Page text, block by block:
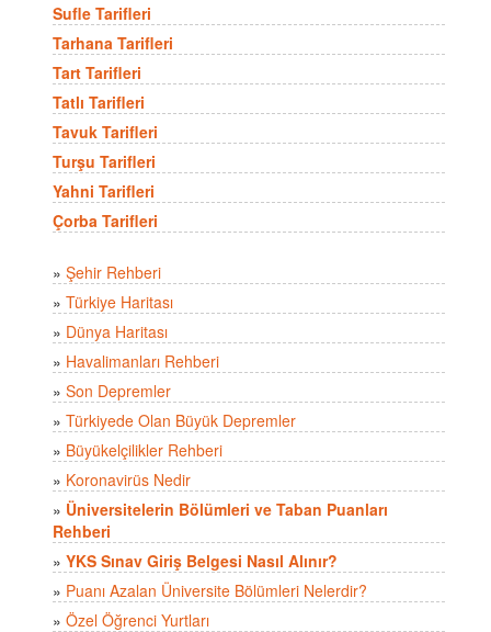
Sufle Tarifleri
Tarhana Tarifleri
Tart Tarifleri
Tatlı Tarifleri
Tavuk Tarifleri
Turşu Tarifleri
Yahni Tarifleri
Çorba Tarifleri
» Şehir Rehberi
» Türkiye Haritası
» Dünya Haritası
» Havalimanları Rehberi
» Son Depremler
» Türkiyede Olan Büyük Depremler
» Büyükelçilikler Rehberi
» Koronavirüs Nedir
» Üniversitelerin Bölümleri ve Taban Puanları
Rehberi
» YKS Sınav Giriş Belgesi Nasıl Alınır?
» Puanı Azalan Üniversite Bölümleri Nelerdir?
» Özel Öğrenci Yurtları